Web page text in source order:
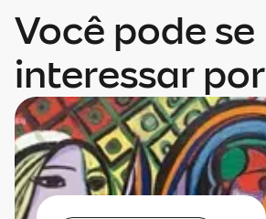
Você pode se
interessar por